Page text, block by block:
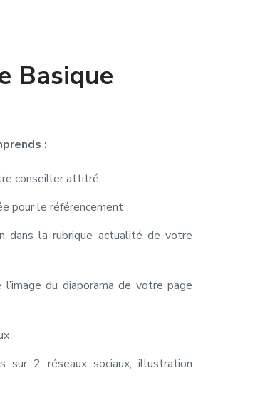
Basique
:
conseiller attitré
pour le référencement
dans la rubrique actualité de votre
du diaporama de votre page
sur 2 réseaux sociaux, illustration